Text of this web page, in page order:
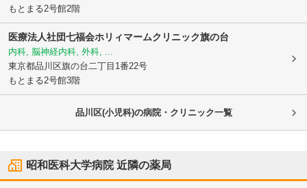
もとまる2号館2階
医療法人社団七福会ホリィマームクリニック旗の台
内科, 脳神経内科, 外科, ...
東京都品川区旗の台二丁目1番22号
もとまる2号館3階
品川区(小児科)の病院・クリニック一覧
昭和医科大学病院近隣の薬局